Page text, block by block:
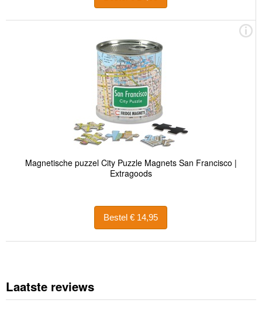
Magnetische puzzel City Puzzle Magnets San Francisco |
Extragoods
Bestel € 14,95
Laatste reviews